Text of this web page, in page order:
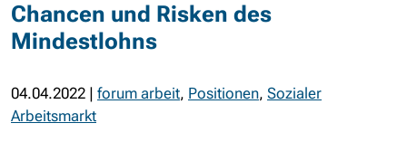
Chancen und Risken des
Mindestlohns
04.04.2022 | forum arbeit, Positionen, Sozialer
Arbeitsmarkt